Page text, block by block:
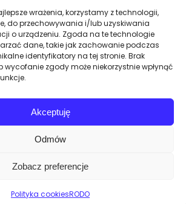
wrażenia, korzystamy z technologii,
do przechowywania i/lub uzyskiwania
o urządzeniu. Zgoda na te technologie
dane, takie jak zachowanie podczas
identyfikatory na tej stronie. Brak
wycofanie zgody może niekorzystnie wpłynąć
Akceptuję
Odmów
Zobacz preferencje
Polityka cookiesRODO
- 15:00
69
. All rights reserved.